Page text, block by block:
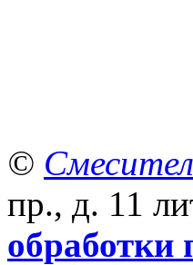
©
пр., д. 11
обработки